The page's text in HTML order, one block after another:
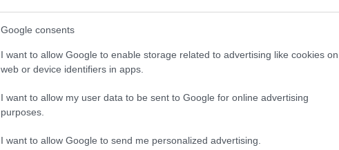
Google consents
I want to allow Google to enable storage related to advertising like cookies on
web or device identifiers in apps.
I want to allow my user data to be sent to Google for online advertising
purposes.
I want to allow Google to send me personalized advertising.